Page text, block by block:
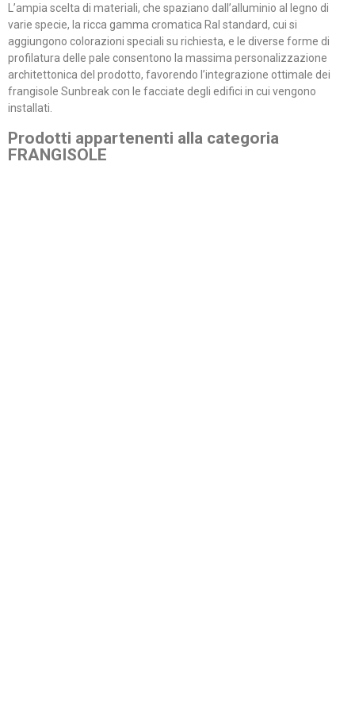
L’ampia scelta di materiali, che spaziano dall’alluminio al legno di
varie specie, la ricca gamma cromatica Ral standard, cui si
aggiungono colorazioni speciali su richiesta, e le diverse forme di
profilatura delle pale consentono la massima personalizzazione
architettonica del prodotto, favorendo l’integrazione ottimale dei
frangisole Sunbreak con le facciate degli edifici in cui vengono
installati.
Prodotti appartenenti alla categoria
FRANGISOLE